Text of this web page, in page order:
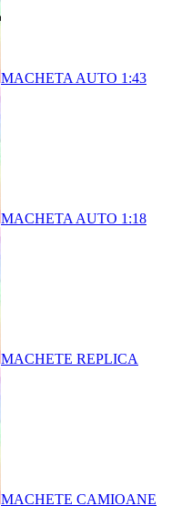
MACHETA AUTO 1:43
MACHETA AUTO 1:18
MACHETE REPLICA
MACHETE CAMIOANE